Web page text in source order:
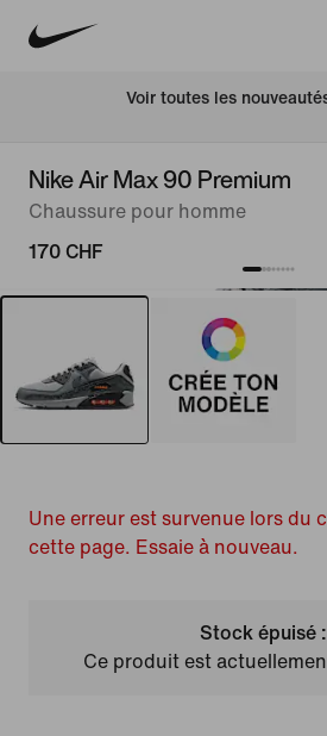
Voir toutes les
Nike Air Max 90 Premium
Chaussure pour homme
170 CHF
Une erreur est survenue lors du
cette page. Essaie à nouveau.
Stock épuisé :
Ce produit est